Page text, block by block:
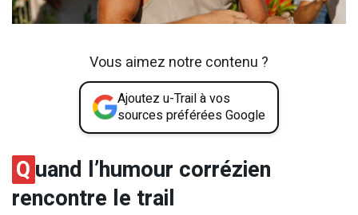
Vous aimez notre contenu ?
Ajoutez u-Trail à vos
sources préférées Google
Q uand l’humour corrézien
rencontre le trail